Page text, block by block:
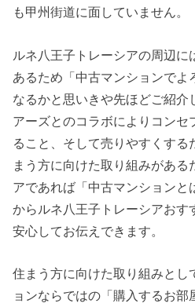
も甲州街道に面していません。
ルネ八王子トレーシアの周辺
あるため「中古マンションでよ
なるかと思いきや先ほどご紹介
アーズとのコラボによりコンセ
ること、そして売りやすくする
まう方に向けた取り組みがある
アであれば「中古マンションと
からルネ八王子トレーシアおす
安心してお伝えできます。
住まう方に向けた取り組みとし
ョンならではの「購入するお